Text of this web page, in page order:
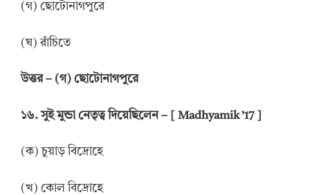
(গ) ছোটোনাগপুরে
(ঘ) রাঁচিতে
উত্তর– (গ) ছোটোনাগপুরে
১৬. সুই মুন্ডা নেতৃত্ব দিয়েছিলেন – [ Madhyamik ’17 ]
(ক) চুয়াড় বিদ্রোহে
(খ) কোল বিদ্রোহে